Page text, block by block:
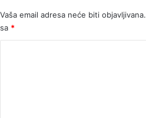
Vaša email adresa neće biti objavljivana.
sa *